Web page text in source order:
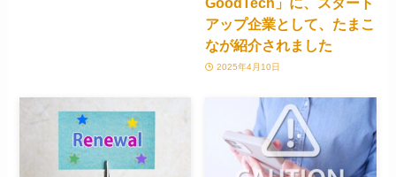
アップ企業として、たまこ
なが紹介されました
2025年4月10日